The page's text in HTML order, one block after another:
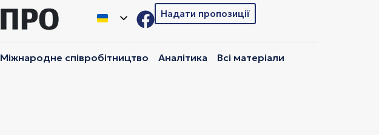
Надати пропозиції
Міжнародне співробітництво Аналітика Всі матеріали